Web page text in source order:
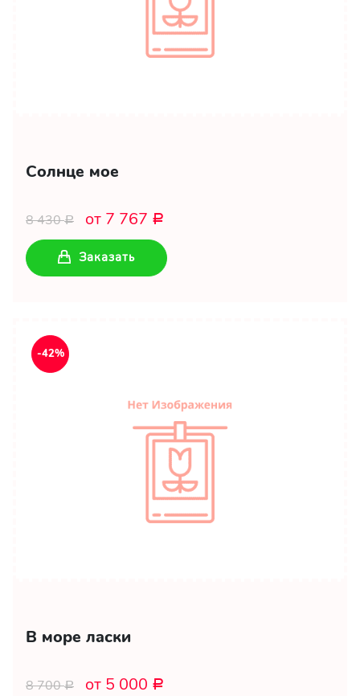
Солнце мое
8 430Р от 7 767 Р
Заказать
-42%
В море ласки
8 700Р от 5 000 Р